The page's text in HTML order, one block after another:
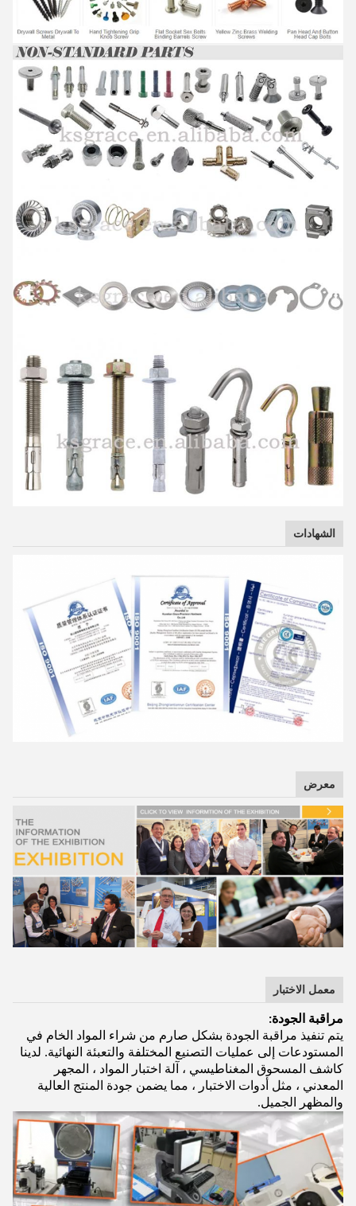
الشهادات
معرض
معمل الاختبار
مراقبة الجودة:
يتم تنفيذ مراقبة الجودة بشكل صارم من شراء المواد الخام في
المستودعات إلى عمليات التصنيع المختلفة والتعبئة النهائية. لدينا
كاشف المسحوق المغناطيسي ، آلة اختبار المواد ، المجهر
المعدني ، مثل أدوات الاختبار ، مما يضمن جودة المنتج العالية
والمظهر الجميل.